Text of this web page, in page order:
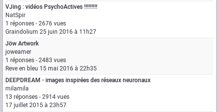
VJing : vidéos PsychoActives !!!!!!!!!
NatSpir
1 réponses - 2676 vues
Graindolium 25 juin 2016 à 11h27
Jöw Artwork
joweamer
1 réponses - 2483 vues
Reve en bleu 15 mai 2016 à 22h35
DEEPDREAM - images inspirées des réseaux neuronaux
milamila
13 réponses - 2914 vues
17 juillet 2015 à 23h57